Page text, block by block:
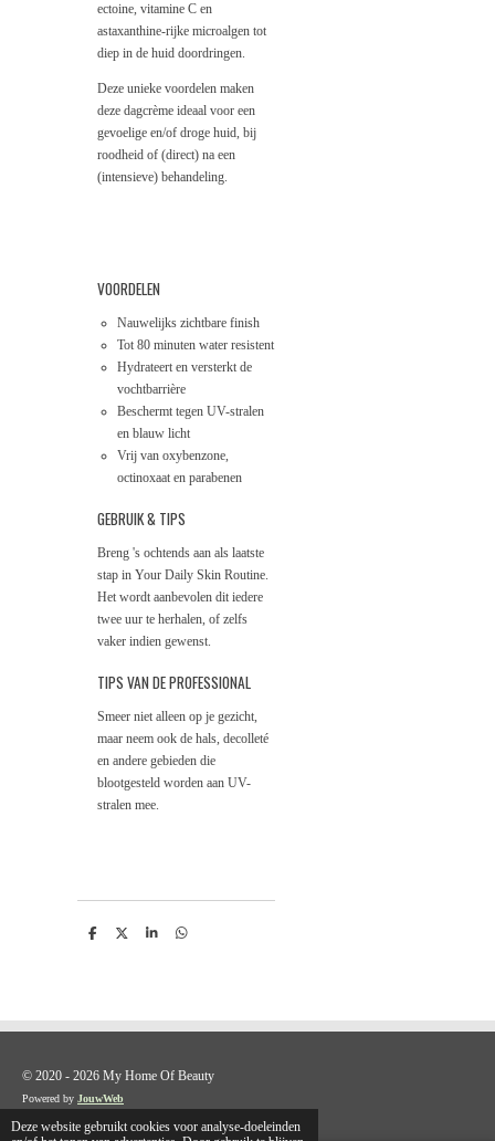
Deze website gebruikt cookies voor analyse-doeleinden
ectoine, vitamine C en
astaxanthine-rijke microalgen tot
diep in de huid doordringen.
Deze unieke voordelen maken
deze dagcrème ideaal voor een
gevoelige en/of droge huid, bij
roodheid of (direct) na een
(intensieve) behandeling.
VOORDELEN
Nauwelijks zichtbare finish
Tot 80 minuten water resistent
Hydrateert en versterkt de
vochtbarrière
Beschermt tegen UV-stralen
en blauw licht
Vrij van oxybenzone,
octinoxaat en parabenen
GEBRUIK & TIPS
Breng 's ochtends aan als laatste
stap in Your Daily Skin Routine.
Het wordt aanbevolen dit iedere
twee uur te herhalen, of zelfs
vaker indien gewenst.
TIPS VAN DE PROFESSIONAL
Smeer niet alleen op je gezicht,
maar neem ook de hals, decolleté
en andere gebieden die
blootgesteld worden aan UV-
stralen mee.
D
D
S
D
© 2020 - 2026 My Home Of Beauty
Powered by JouwWeb